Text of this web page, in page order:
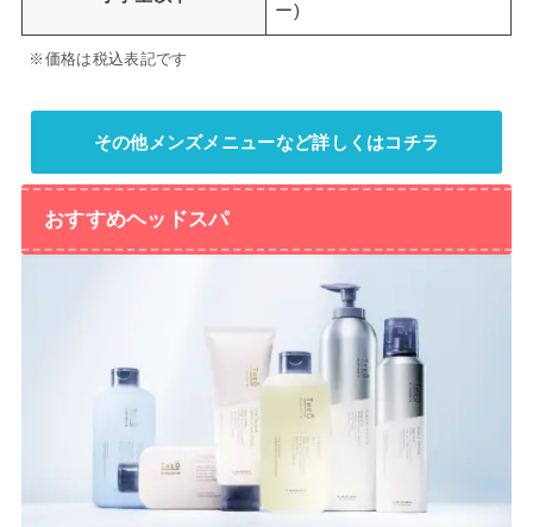
ー)
※価格は税込表記です
その他メンズメニューなど詳しくはコチラ
おすすめヘッドスパ